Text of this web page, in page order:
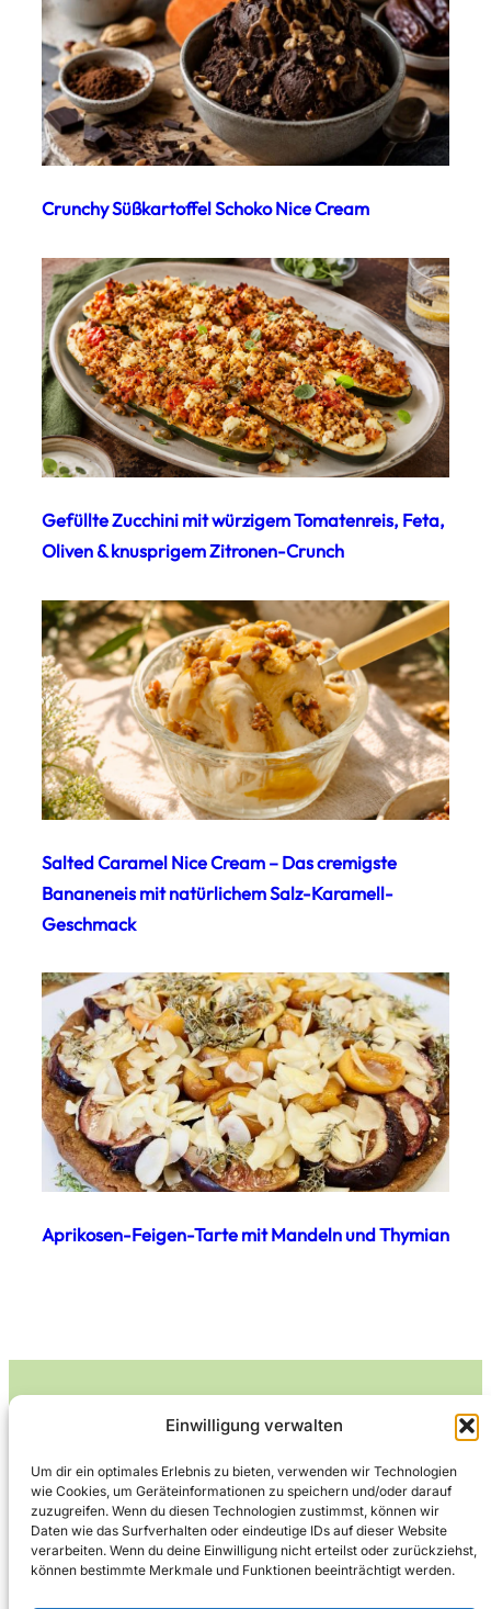
Einwilligung verwalten
Um dir ein optimales Erlebnis zu bieten, verwenden wir Technologien
wie Cookies, um Geräteinformationen zu speichern und/oder darauf
zuzugreifen. Wenn du diesen Technologien zustimmst, können wir
Daten wie das Surfverhalten oder eindeutige IDs auf dieser Website
verarbeiten. Wenn du deine Einwilligung nicht erteilst oder zurückziehst,
können bestimmte Merkmale und Funktionen beeinträchtigt werden.
Crunchy Süßkartoffel Schoko Nice Cream
Gefüllte Zucchini mit würzigem Tomatenreis, Feta,
Oliven & knusprigem Zitronen-Crunch
Salted Caramel Nice Cream – Das cremigste
Bananeneis mit natürlichem Salz-Karamell-
Geschmack
Aprikosen-Feigen-Tarte mit Mandeln und Thymian
Leckerlife
Lecker essen – gesund leben.